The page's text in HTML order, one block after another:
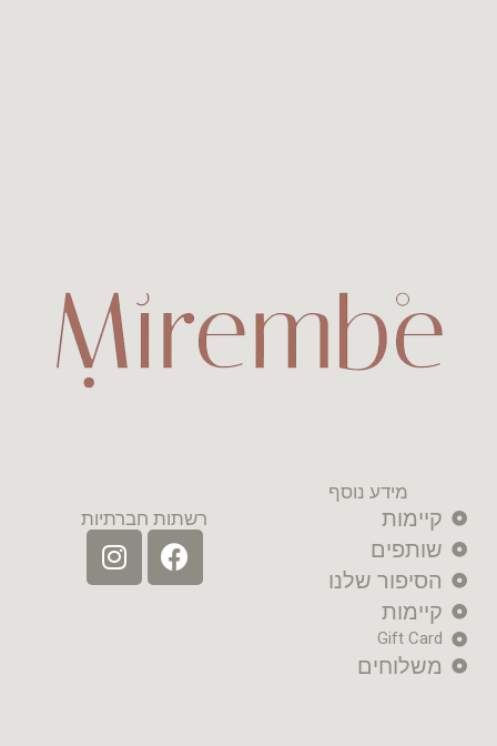
מידע נוסף
קיימות
שותפים
הסיפור שלנו
קיימות
Gift Card
משלוחים
רשתות חברתיות